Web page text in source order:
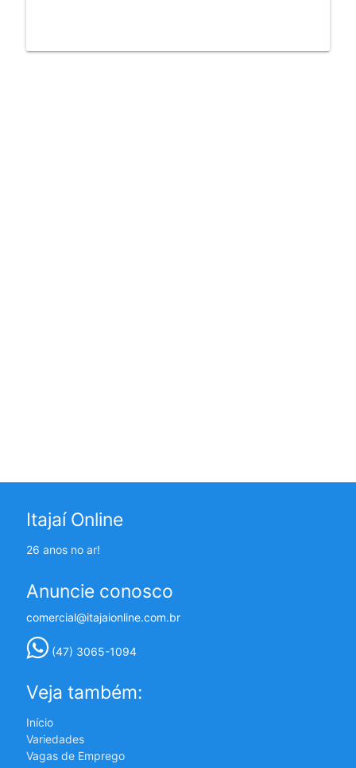
Itajaí Online
26 anos no ar!
Anuncie conosco
comercial@itajaionline.com.br
(47) 3065-1094
Veja também:
Início
Variedades
Vagas de Emprego